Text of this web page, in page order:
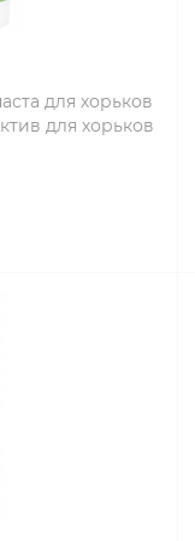
для хорьков
для хорьков